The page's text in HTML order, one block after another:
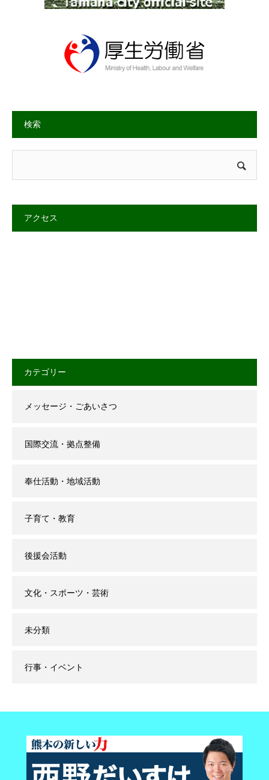
検索
アクセス
カテゴリー
メッセージ・ごあいさつ
国際交流・拠点整備
奉仕活動・地域活動
子育て・教育
後援会活動
文化・スポーツ・芸術
未分類
行事・イベント